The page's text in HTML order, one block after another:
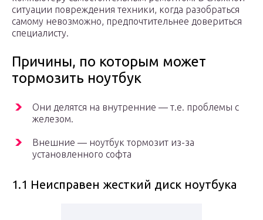
ситуации повреждения техники, когда разобраться
самому невозможно, предпочтительнее довериться
специалисту.
Причины, по которым может
тормозить ноутбук
Они делятся на внутренние — т.е. проблемы с
железом.
Внешние — ноутбук тормозит из-за
установленного софта
1.1 Неисправен жесткий диск ноутбука